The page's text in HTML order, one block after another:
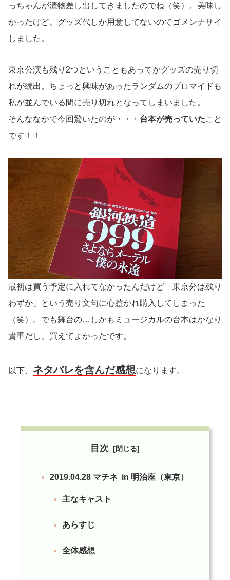
っちゃんが漬物差し出してきましたのでね（笑）。美味し
かったけど、グッズ代しか用意してないのでゴメンナサイ
しました。
東京公演も残り2つということもあってかグッズの売り切
れが続出。ちょっと興味があったランダムのブロマイドも
私が並んでいる間に売り切れとなってしまいました。
そんななかで今回驚いたのが・・・ 台本が売っていたこと
です！！
最初は買う予定に入れてなかったんだけど「東京分は残り
わずか」という売り文句に心惹かれ購入してしまった
（笑）。でも舞台の…しかもミュージカルの台本はかなり
貴重だし、買えてよかったです。
以下、 ネタバレを含んだ感想になります。
目次
2019.04.28 マチネ in 明治座（東京）
主なキャスト
あらすじ
全体感想